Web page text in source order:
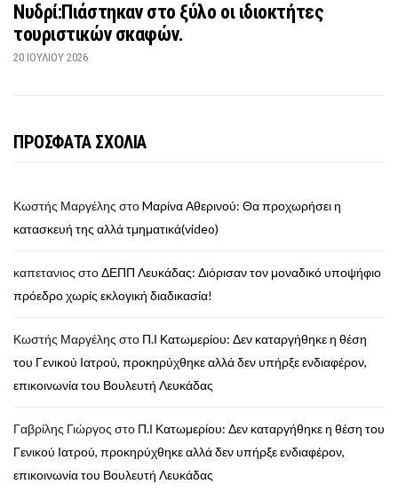
Νυδρί:Πιάστηκαν στο ξύλο οι ιδιοκτήτες
τουριστικών σκαφών.
20 ΙΟΥΛΊΟΥ 2026
ΠΡΟΣΦΑΤΑ ΣΧΟΛΙΑ
Κωστής Μαργέλης στοMαρίνα Αθερινού: Θα προχωρήσει η
κατασκευή της αλλά τμηματικά(video)
καπετανιος στοΔΕΠΠ Λευκάδας: Διόρισαν τον μοναδικό υποψήφιο
πρόεδρο χωρίς εκλογική διαδικασία!
Κωστής Μαργέλης στο Π.Ι Κατωμερίου: Δεν καταργήθηκε η θέση
του Γενικού Ιατρού, προκηρύχθηκε αλλά δεν υπήρξε ενδιαφέρον,
επικοινωνία του Βουλευτή Λευκάδας
Γαβρίλης Γιώργος στο Π.Ι Κατωμερίου: Δεν καταργήθηκε η θέση του
Γενικού Ιατρού, προκηρύχθηκε αλλά δεν υπήρξε ενδιαφέρον,
επικοινωνία του Βουλευτή Λευκάδας